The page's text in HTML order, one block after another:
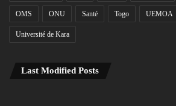
OMS ONU Santé Togo UEMOA
Université de Kara
Last Modified Posts